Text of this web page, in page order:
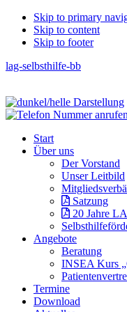
Skip
links
Skip to primary
Skip to content
Skip to footer
lag-selbsthilfe-bb
Header
Right
navigation
Start
Über uns
Der Vorstand
Unser Leitbild
Satzung
20 Jahre
Angebote
Beratung
INSEA Kurs
Termine
Download